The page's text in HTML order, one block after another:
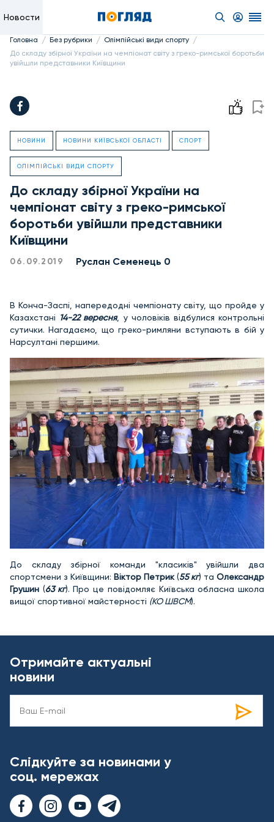
Новости
Головна / Без рубрики / Олімпійські види спорту /
До складу збірної України на чемпіонат світу з греко-римської боротьби
увійшли представники Київщини
НОВИНИ НОВИНИ КИЇВСЬКОЇ ОБЛАСТІ СПОРТ
ОЛІМПІЙСЬКІ ВИДИ СПОРТУ
До складу збірної України на
чемпіонат світу з греко-римської
боротьби увійшли представники
Київщини
06.09.2019 Руслан Семенець 0
В Конча-Заспі, напередодні чемпіонату світу, що пройде у
Казахстані 14-22 вересня, у чоловіків відбулися контрольні
сутички. Нагадаємо, що греко-римляни вступають в бій у
Нарсултані першими.
До складу збірної команди "класиків" увійшли два
спортсмени з Київщини: Віктор Петрик(55 кг) та Олександр
Грушин (63 кг). Про це повідомляє Київська обласна школа
вищої спортивної майстерності (КО ШВСМ).
Отримайте актуальні
новини
Слідкуйте за новинами у
соц. мережах